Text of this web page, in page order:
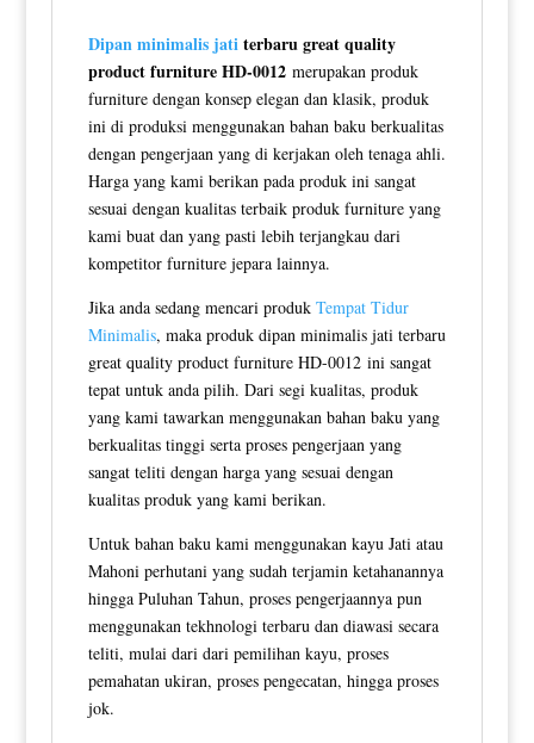
Dipan minimalis jatiterbaru great quality
product furniture HD-0012merupakan produk
furniture dengan konsep elegan dan klasik, produk
ini di produksi menggunakan bahan baku berkualitas
dengan pengerjaan yang di kerjakan oleh tenaga ahli.
Harga yang kami berikan pada produk ini sangat
sesuai dengan kualitas terbaik produk furniture yang
kami buat dan yang pasti lebih terjangkau dari
kompetitor furniture jepara lainnya.
Jika anda sedang mencari produk Tempat Tidur
Minimalis, maka produk dipan minimalis jati terbaru
great quality product furniture HD-0012 ini sangat
tepat untuk anda pilih. Dari segi kualitas, produk
yang kami tawarkan menggunakan bahan baku yang
berkualitas tinggi serta proses pengerjaan yang
sangat teliti dengan harga yang sesuai dengan
kualitas produk yang kami berikan.
Untuk bahan baku kami menggunakan kayu Jati atau
Mahoni perhutani yang sudah terjamin ketahanannya
hingga Puluhan Tahun, proses pengerjaannya pun
menggunakan tekhnologi terbaru dan diawasi secara
teliti, mulai dari dari pemilihan kayu, proses
pemahatan ukiran, proses pengecatan, hingga proses
jok.